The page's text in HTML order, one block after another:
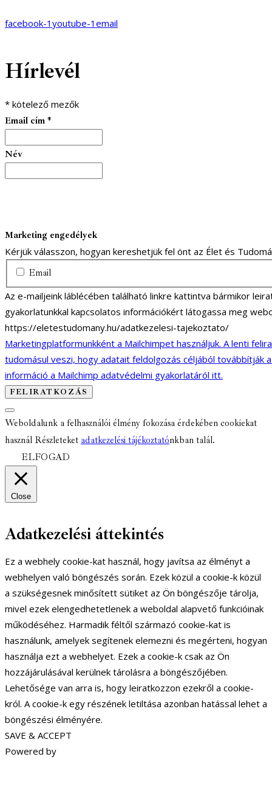
facebook-1 youtube-1 email
Hírlevél
* kötelező mezők
Email cím *
Név
Marketing engedélyek
Kérjük válasszon, hogyan kereshetjük fel önt az Élet és
Email
Az e-mailjeink láblécében található linkre kattintva bármikor
gyakorlatunkkal kapcsolatos információkért látogassa meg
https://eletestudomany.hu/adatkezelesi-tajekoztato/
Marketingplatformunkként a Mailchimpet használjuk. A lenti
tudomásul veszi, hogy adatait feldolgozás céljából továbbítják
információ a Mailchimp adatvédelmi gyakorlatáról itt.
Weboldalunk a felhasználói élmény fokozása érdekében cookiekat
használ Részleteket adatkezelési tájékoztatónkban talál.
ELFOGAD
Close
Adatkezelési áttekintés
Ez a webhely cookie-kat használ, hogy javítsa az élményt a
webhelyen való böngészés során. Ezek közül a cookie-k közül
a szükségesnek minősített sütiket az Ön böngészője tárolja,
mivel ezek elengedhetetlenek a weboldal alapvető funkcióinak
működéséhez. Harmadik féltől származó cookie-kat is
használunk, amelyek segítenek elemezni és megérteni, hogyan
használja ezt a webhelyet. Ezek a cookie-k csak az Ön
hozzájárulásával kerülnek tárolásra a böngészőjében.
Lehetősége van arra is, hogy leiratkozzon ezekről a cookie-
król. A cookie-k egy részének letiltása azonban hatással lehet a
böngészési élményére.
SAVE & ACCEPT
Powered by